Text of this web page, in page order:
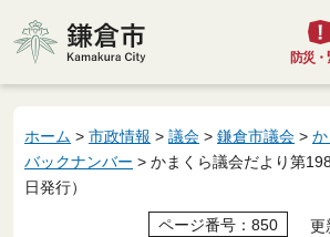
鎌倉市
防災
ホーム > 市政情報 > 議会 > 鎌倉市議会 >
バックナンバー > かまくら議会だより第
日発行）
ページ番号：850 更